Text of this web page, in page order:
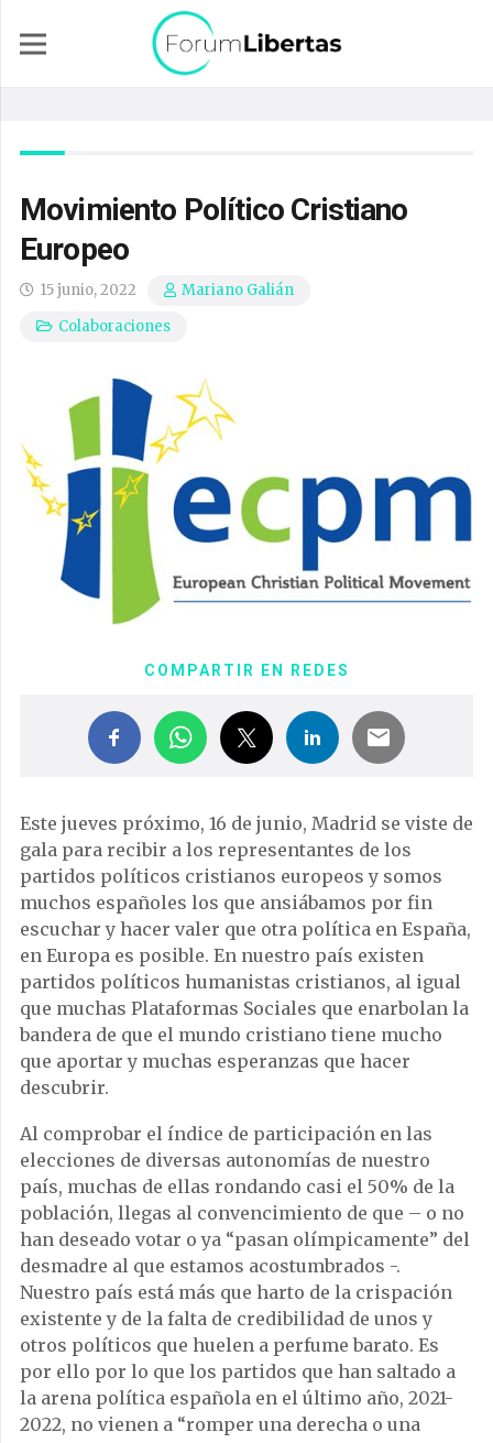
Movimiento Político Cristiano
Europeo
15 junio, 2022
Mariano Galián
Colaboraciones
COMPARTIR EN REDES
Este jueves próximo, 16 de junio, Madrid se viste de
gala para recibir a los representantes de los
partidos políticos cristianos europeos y somos
muchos españoles los que ansiábamos por fin
escuchar y hacer valer que otra política en España,
en Europa es posible. En nuestro país existen
partidos políticos humanistas cristianos, al igual
que muchas Plataformas Sociales que enarbolan la
bandera de que el mundo cristiano tiene mucho
que aportar y muchas esperanzas que hacer
descubrir.
Al comprobar el índice de participación en las
elecciones de diversas autonomías de nuestro
país, muchas de ellas rondando casi el 50% de la
población, llegas al convencimiento de que – o no
han deseado votar o ya “pasan olímpicamente” del
desmadre al que estamos acostumbrados -.
Nuestro país está más que harto de la crispación
existente y de la falta de credibilidad de unos y
otros políticos que huelen a perfume barato. Es
por ello por lo que los partidos que han saltado a
la arena política española en el último año, 2021-
2022, no vienen a “romper una derecha o una